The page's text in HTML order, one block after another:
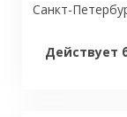
Санкт-
Действует